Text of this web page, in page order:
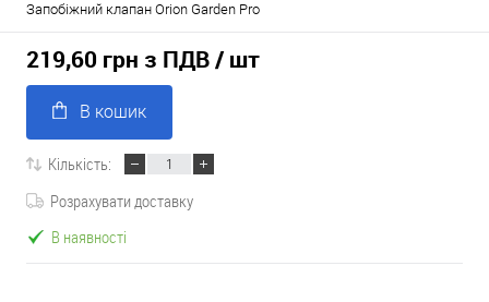
Запобіжний клапан Orion Garden Pro
219,60 грн з ПДВ/ шт
В кошик
Кількість:
Розрахувати доставку
В наявності